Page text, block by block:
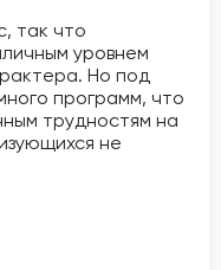
так что
уровнем
Но под
программ, что
трудностям на
не